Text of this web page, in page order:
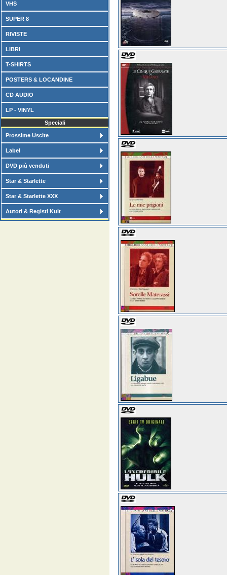
VHS
SUPER 8
RIVISTE
LIBRI
T-SHIRTS
POSTERS & LOCANDINE
CD AUDIO
LP - VINYL
Speciali
Prossime Uscite
Label
DVD più venduti
Star & Starlette
Star & Starlette XXX
Autori & Registi Kult